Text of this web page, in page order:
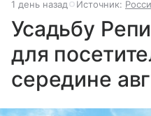
1 день назад Источник:
Усадьбу
для
середине